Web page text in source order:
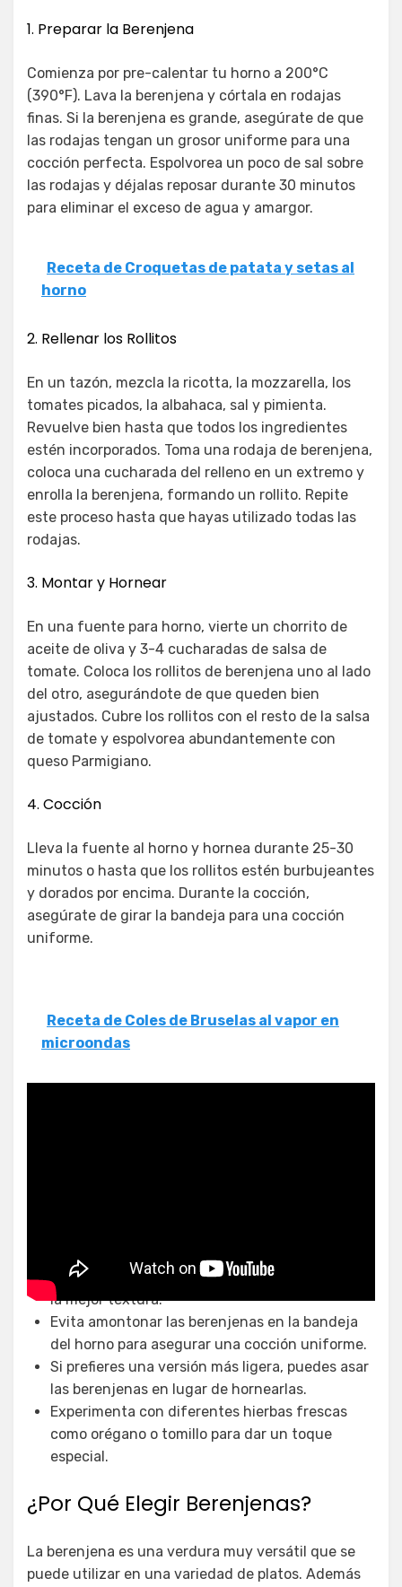
1. Preparar la Berenjena
Comienza por pre-calentar tu horno a 200°C
(390°F). Lava la berenjena y córtala en rodajas
finas. Si la berenjena es grande, asegúrate de que
las rodajas tengan un grosor uniforme para una
cocción perfecta. Espolvorea un poco de sal sobre
las rodajas y déjalas reposar durante 30 minutos
para eliminar el exceso de agua y amargor.
Receta de Croquetas de patata y setas al
horno
2. Rellenar los Rollitos
En un tazón, mezcla la ricotta, la mozzarella, los
tomates picados, la albahaca, sal y pimienta.
Revuelve bien hasta que todos los ingredientes
estén incorporados. Toma una rodaja de berenjena,
coloca una cucharada del relleno en un extremo y
enrolla la berenjena, formando un rollito. Repite
este proceso hasta que hayas utilizado todas las
rodajas.
3. Montar y Hornear
En una fuente para horno, vierte un chorrito de
aceite de oliva y 3-4 cucharadas de salsa de
tomate. Coloca los rollitos de berenjena uno al lado
del otro, asegurándote de que queden bien
ajustados. Cubre los rollitos con el resto de la salsa
de tomate y espolvorea abundantemente con
queso Parmigiano.
4. Cocción
Lleva la fuente al horno y hornea durante 25-30
minutos o hasta que los rollitos estén burbujeantes
y dorados por encima. Durante la cocción,
asegúrate de girar la bandeja para una cocción
uniforme.
Receta de Coles de Bruselas al vapor en
microondas
Utiliza berenjenas frescas y firmes para obtener
la mejor textura.
Evita amontonar las berenjenas en la bandeja
del horno para asegurar una cocción uniforme.
Si prefieres una versión más ligera, puedes asar
las berenjenas en lugar de hornearlas.
Experimenta con diferentes hierbas frescas
como orégano o tomillo para dar un toque
especial.
¿Por Qué Elegir Berenjenas?
La berenjena es una verdura muy versátil que se
puede utilizar en una variedad de platos. Además